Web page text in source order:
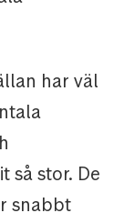
har väl
så stor. De
snabbt